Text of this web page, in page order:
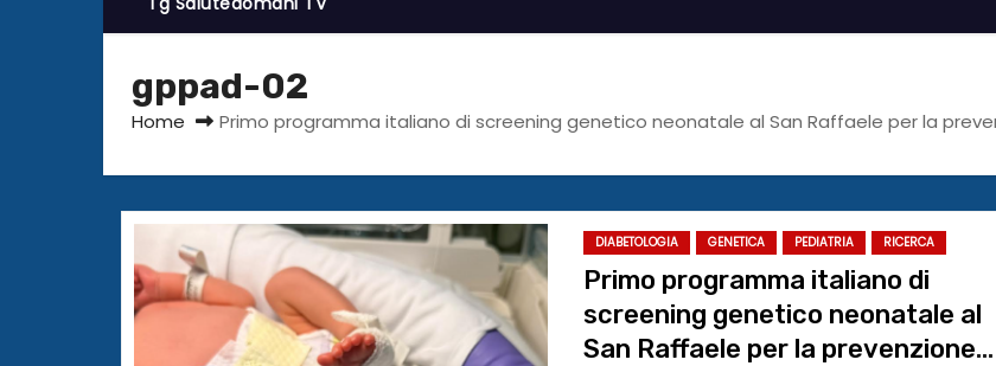
gppad-02
Home Primo programma italiano di screening genetico neonatale al San Raffaele per la
DIABETOLOGIA GENETICA PEDIATRIA RICERCA
Primo programma italiano di
screening genetico neonatale al
San Raffaele per la prevenzione